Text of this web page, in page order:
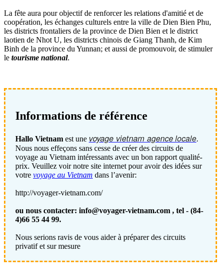
La fête aura pour objectif de renforcer les relations d'amitié et de
coopération, les échanges culturels entre la ville de Dien Bien Phu,
les districts frontaliers de la province de Dien Bien et le district
laotien de Nhot U, les districts chinois de Giang Thanh, de Kim
Binh de la province du Yunnan; et aussi de promouvoir, de stimuler
le tourisme national.
Informations de référence​
Hallo Vietnam est une voyage vietnam agencelocale.
Nous nous effeçons sans cesse de créer des circuits de
voyage au Vietnam intéressants avec un bon rapport qualité-
prix. Veuillez voir notre site internet pour avoir des idées sur
votre voyage au Vietnam dans l’avenir:
​http://voyager-vietnam.com/
ou nous contacter: info@voyager-vietnam.com , tel - (84-
4)66 55 44 99.
Nous serions ravis de vous aider à préparer des circuits
privatif et sur mesure